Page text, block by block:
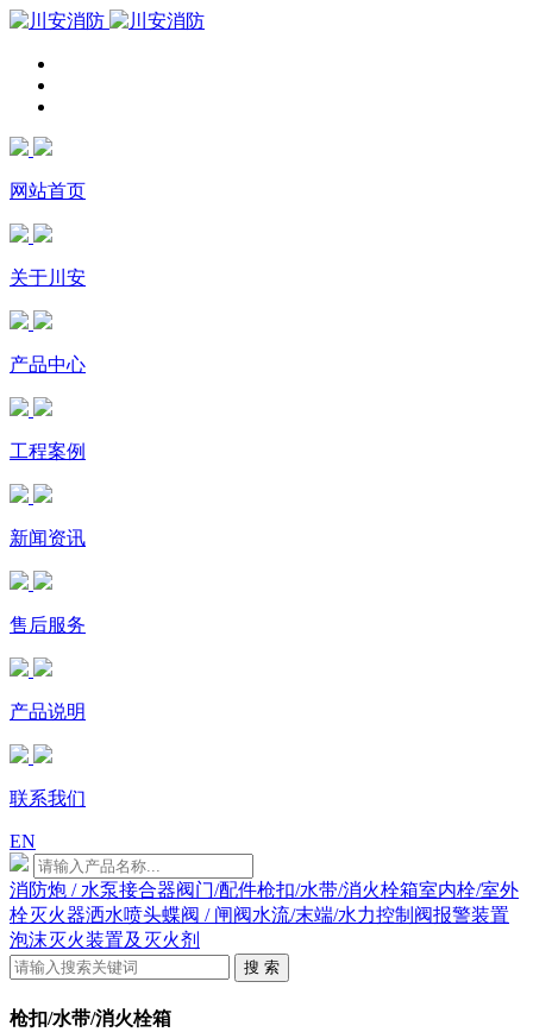
网站首页
关于川安
产品中心
工程案例
新闻资讯
售后服务
产品说明
联系我们
EN
消防炮 / 水泵接合器阀门/配件枪扣/水带/消火栓箱室内栓/室外
栓灭火器洒水喷头蝶阀 / 闸阀水流/末端/水力控制阀报警装置
泡沫灭火装置及灭火剂
搜 索
枪扣/水带/消火栓箱